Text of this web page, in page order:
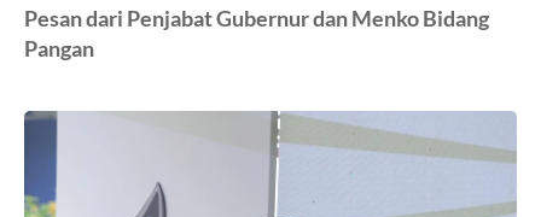
Pesan dari Penjabat Gubernur dan Menko Bidang
Pangan